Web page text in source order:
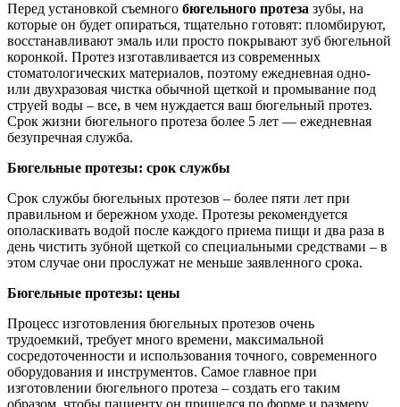
Перед установкой съемного бюгельного протеза зубы, на
которые он будет опираться, тщательно готовят: пломбируют,
восстанавливают эмаль или просто покрывают зуб бюгельной
коронкой. Протез изготавливается из современных
стоматологических материалов, поэтому ежедневная одно-
или двухразовая чистка обычной щеткой и промывание под
струей воды – все, в чем нуждается ваш бюгельный протез.
Срок жизни бюгельного протеза более 5 лет — ежедневная
безупречная служба.
Бюгельные протезы: срок службы
Срок службы бюгельных протезов – более пяти лет при
правильном и бережном уходе. Протезы рекомендуется
ополаскивать водой после каждого приема пищи и два раза в
день чистить зубной щеткой со специальными средствами – в
этом случае они прослужат не меньше заявленного срока.
Бюгельные протезы: цены
Процесс изготовления бюгельных протезов очень
трудоемкий, требует много времени, максимальной
сосредоточенности и использования точного, современного
оборудования и инструментов. Самое главное при
изготовлении бюгельного протеза – создать его таким